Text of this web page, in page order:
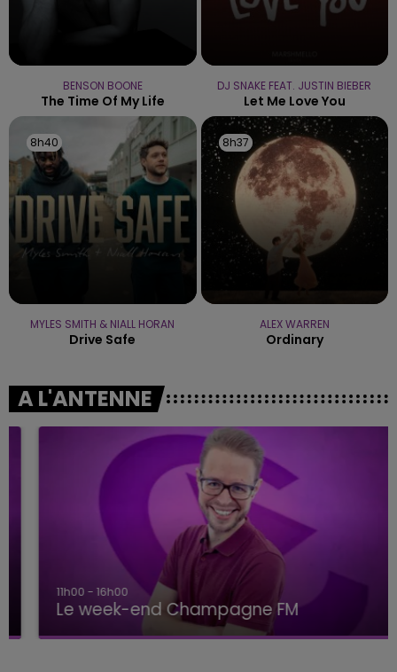
BENSON BOONE
The Time Of My Life
DJ SNAKE FEAT. JUSTIN BIEBER
Let Me Love You
8h40
8h40
MYLES SMITH & NIALL HORAN
Drive Safe
8h37
8h37
ALEX WARREN
Ordinary
A L'ANTENNE
11h00 - 16h00
Le week-end Champagne FM